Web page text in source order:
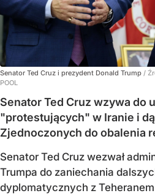
Senator Ted Cruz i prezydent Donald Trump /
POOL
Senator Ted Cruz wzywa do
"protestujących" w Iranie i
Zjednoczonych do obalenia
Senator Ted Cruz wezwał
Trumpa do zaniechania
dyplomatycznych z